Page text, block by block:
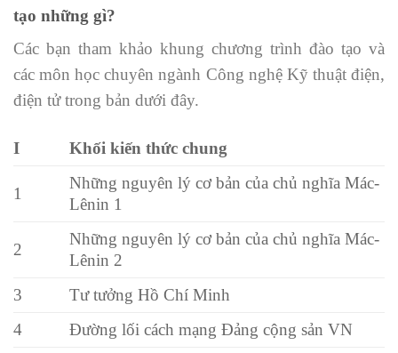
tạo những gì?
Các bạn tham khảo khung chương trình đào tạo và
các môn học chuyên ngành Công nghệ Kỹ thuật điện,
điện tử trong bản dưới đây.
I Khối kiến thức chung
1
Những nguyên lý cơ bản của chủ nghĩa Mác-
Lênin 1
2
Những nguyên lý cơ bản của chủ nghĩa Mác-
Lênin 2
3
Tư tưởng Hồ Chí Minh
4
Đường lối cách mạng Đảng cộng sản VN